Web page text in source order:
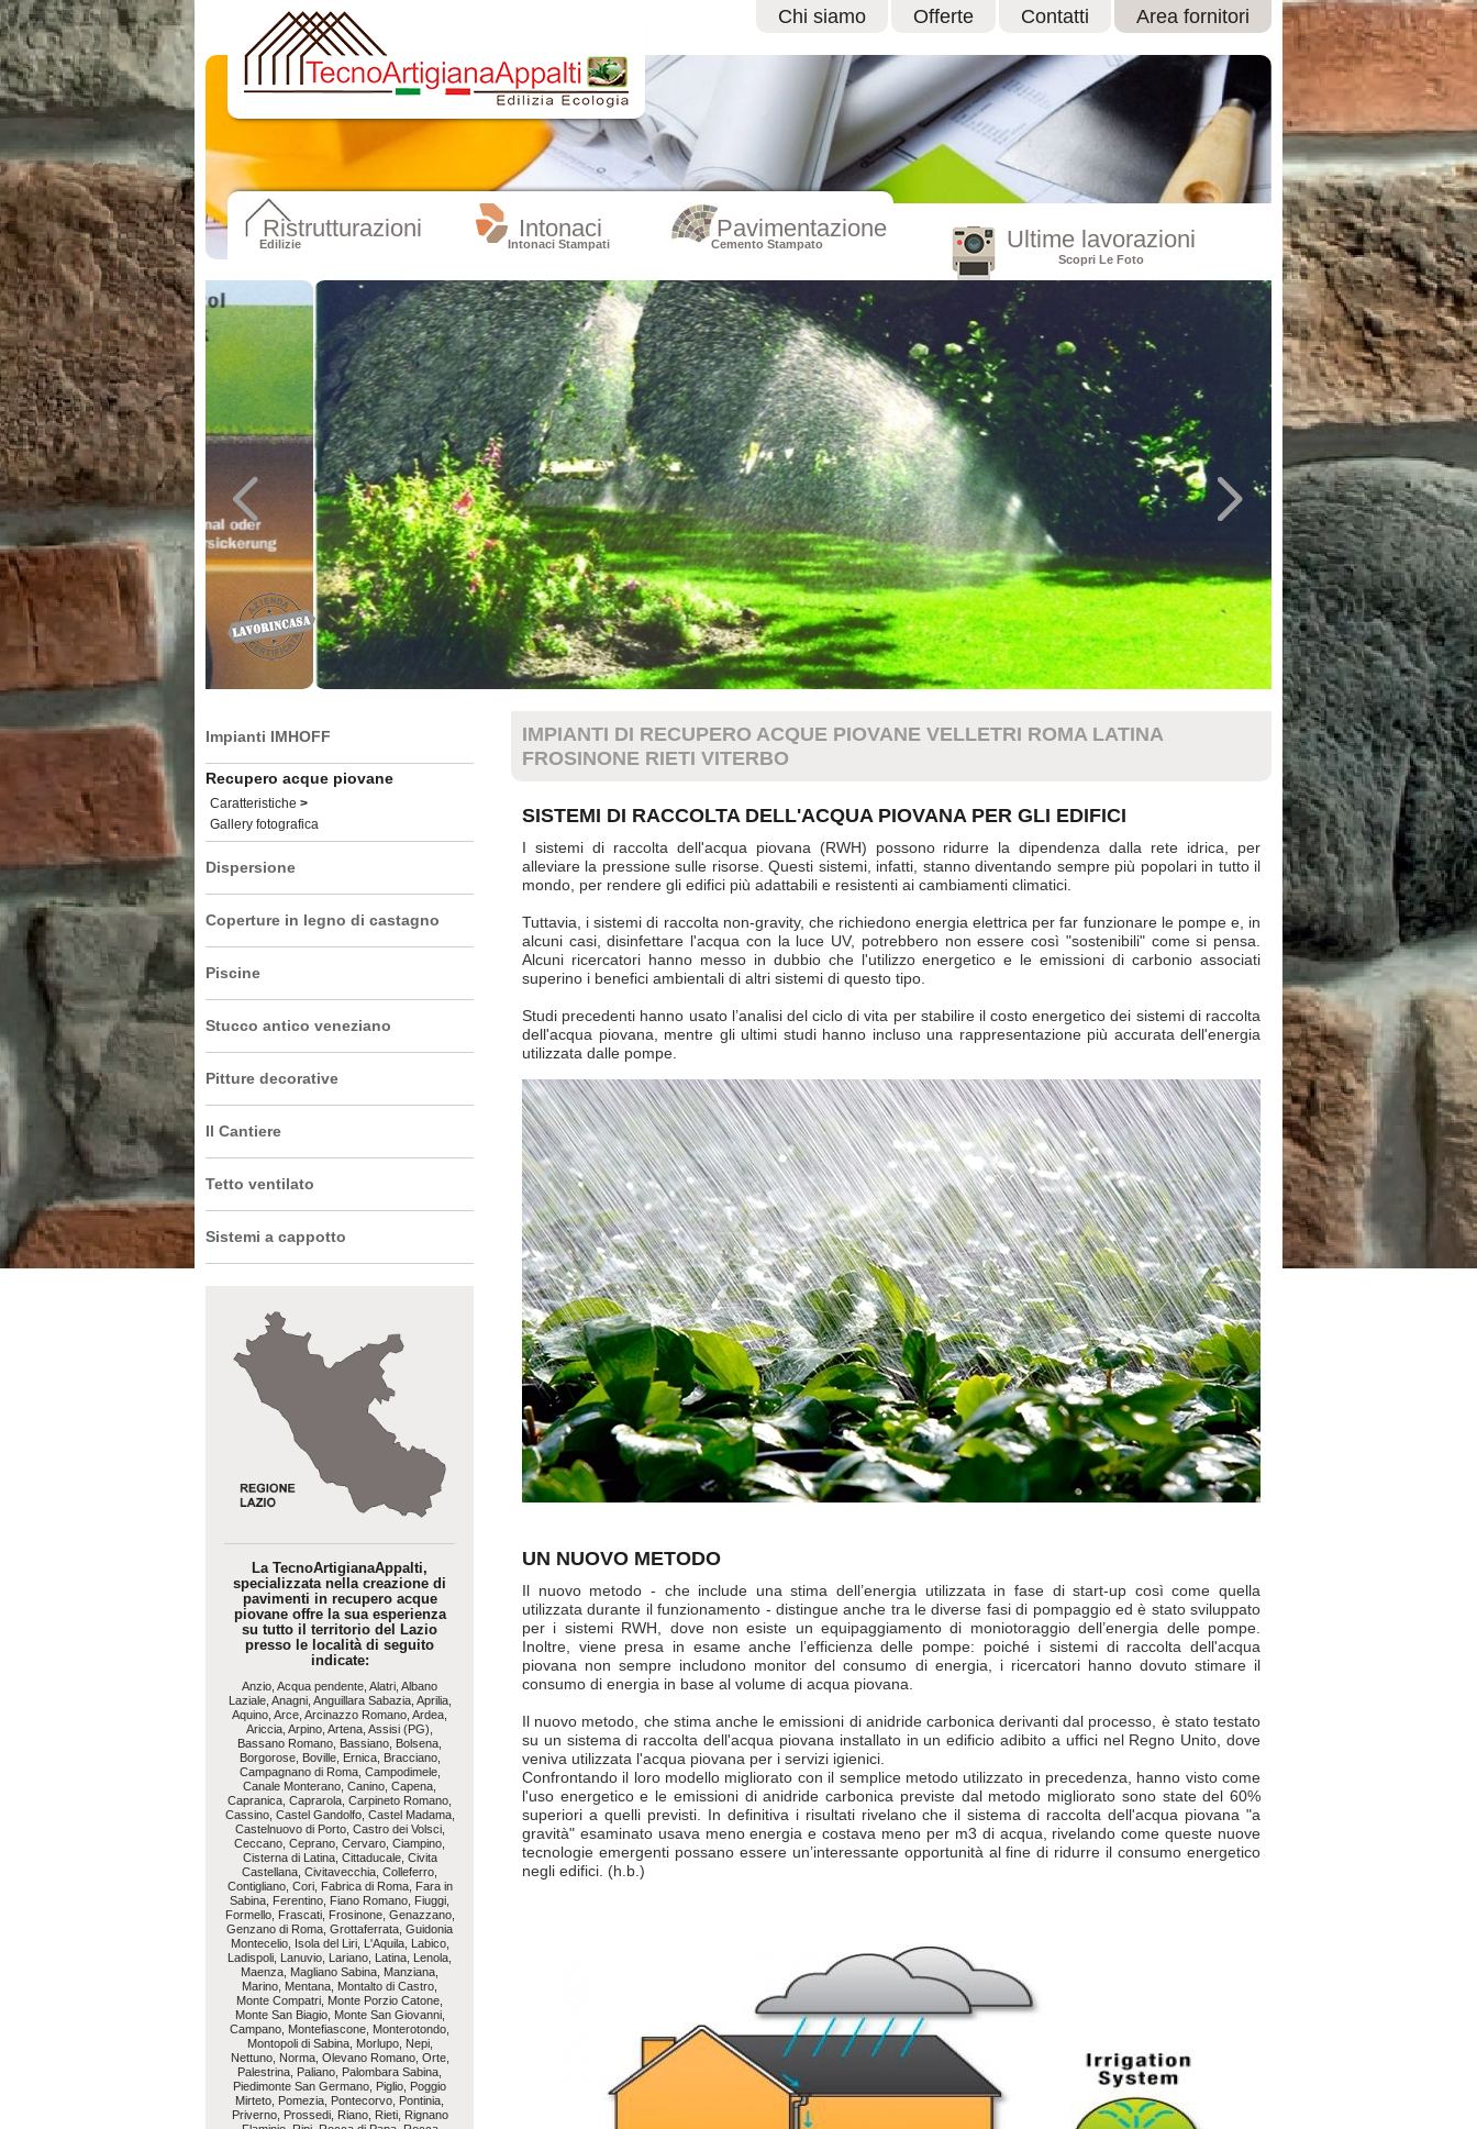
Chi siamo Offerte Contatti Area fornitori
Ristrutturazioni
Edilizie
Intonaci
Intonaci Stampati
Pavimentazione
Cemento Stampato Ultime lavorazioni
Scopri Le Foto
Impianti IMHOFF
Recupero acque piovane
Caratteristiche >
Gallery fotografica
Dispersione
Coperture in legno di castagno
Piscine
Stucco antico veneziano
Pitture decorative
Il Cantiere
Tetto ventilato
Sistemi a cappotto
La TecnoArtigianaAppalti,
specializzata nella creazione di
pavimenti in recupero acque
piovane offre la sua esperienza
su tutto il territorio del Lazio
presso le località di seguito
indicate:
Anzio, Acqua pendente, Alatri, Albano
Laziale, Anagni, Anguillara Sabazia, Aprilia,
Aquino, Arce, Arcinazzo Romano, Ardea,
Ariccia, Arpino, Artena, Assisi (PG),
Bassano Romano, Bassiano, Bolsena,
Borgorose, Boville, Ernica, Bracciano,
Campagnano di Roma, Campodimele,
Canale Monterano, Canino, Capena,
Capranica, Caprarola, Carpineto Romano,
Cassino, Castel Gandolfo, Castel Madama,
Castelnuovo di Porto, Castro dei Volsci,
Ceccano, Ceprano, Cervaro, Ciampino,
Cisterna di Latina, Cittaducale, Civita
Castellana, Civitavecchia, Colleferro,
Contigliano, Cori, Fabrica di Roma, Fara in
Sabina, Ferentino, Fiano Romano, Fiuggi,
Formello, Frascati, Frosinone, Genazzano,
Genzano di Roma, Grottaferrata, Guidonia
Montecelio, Isola del Liri, L'Aquila, Labico,
Ladispoli, Lanuvio, Lariano, Latina, Lenola,
Maenza, Magliano Sabina, Manziana,
Marino, Mentana, Montalto di Castro,
Monte Compatri, Monte Porzio Catone,
Monte San Biagio, Monte San Giovanni,
Campano, Montefiascone, Monterotondo,
Montopoli di Sabina, Morlupo, Nepi,
Nettuno, Norma, Olevano Romano, Orte,
Palestrina, Paliano, Palombara Sabina,
Piedimonte San Germano, Piglio, Poggio
Mirteto, Pomezia, Pontecorvo, Pontinia,
Priverno, Prossedi, Riano, Rieti, Rignano
IMPIANTI DI RECUPERO ACQUE PIOVANE VELLETRI ROMA LATINA
FROSINONE RIETI VITERBO
SISTEMI DI RACCOLTA DELL'ACQUA PIOVANA PER GLI EDIFICI
I sistemi di raccolta dell'acqua piovana (RWH) possono ridurre la dipendenza dalla rete idrica, per
alleviare la pressione sulle risorse. Questi sistemi, infatti, stanno diventando sempre più popolari in tutto il
mondo, per rendere gli edifici più adattabili e resistenti ai cambiamenti climatici.
Tuttavia, i sistemi di raccolta non-gravity, che richiedono energia elettrica per far funzionare le pompe e, in
alcuni casi, disinfettare l'acqua con la luce UV, potrebbero non essere così "sostenibili" come si pensa.
Alcuni ricercatori hanno messo in dubbio che l'utilizzo energetico e le emissioni di carbonio associati
superino i benefici ambientali di altri sistemi di questo tipo.
Studi precedenti hanno usato l’analisi del ciclo di vita per stabilire il costo energetico dei sistemi di raccolta
dell'acqua piovana, mentre gli ultimi studi hanno incluso una rappresentazione più accurata dell'energia
utilizzata dalle pompe.
UN NUOVO METODO
Il nuovo metodo - che include una stima dell’energia utilizzata in fase di start-up così come quella
utilizzata durante il funzionamento - distingue anche tra le diverse fasi di pompaggio ed è stato sviluppato
per i sistemi RWH, dove non esiste un equipaggiamento di moniotoraggio dell’energia delle pompe.
Inoltre, viene presa in esame anche l’efficienza delle pompe: poiché i sistemi di raccolta dell'acqua
piovana non sempre includono monitor del consumo di energia, i ricercatori hanno dovuto stimare il
consumo di energia in base al volume di acqua piovana.
Il nuovo metodo, che stima anche le emissioni di anidride carbonica derivanti dal processo, è stato testato
su un sistema di raccolta dell'acqua piovana installato in un edificio adibito a uffici nel Regno Unito, dove
veniva utilizzata l'acqua piovana per i servizi igienici.
Confrontando il loro modello migliorato con il semplice metodo utilizzato in precedenza, hanno visto come
l'uso energetico e le emissioni di anidride carbonica previste dal metodo migliorato sono state del 60%
superiori a quelli previsti. In definitiva i risultati rivelano che il sistema di raccolta dell'acqua piovana "a
gravità" esaminato usava meno energia e costava meno per m3 di acqua, rivelando come queste nuove
tecnologie emergenti possano essere un’interessante opportunità al fine di ridurre il consumo energetico
negli edifici. (h.b.)